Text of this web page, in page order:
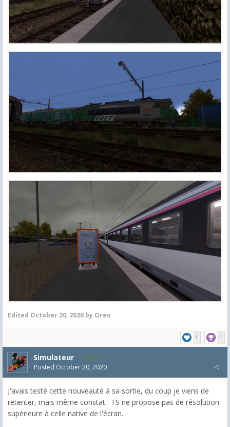
Edited October 20, 2020 by Oreo
1 1
Simulateur 681
Posted October 20, 2020
J'avais testé cette nouveauté à sa sortie, du coup je viens de
retenter, mais même constat : TS ne propose pas de résolution
supérieure à celle native de l'écran.